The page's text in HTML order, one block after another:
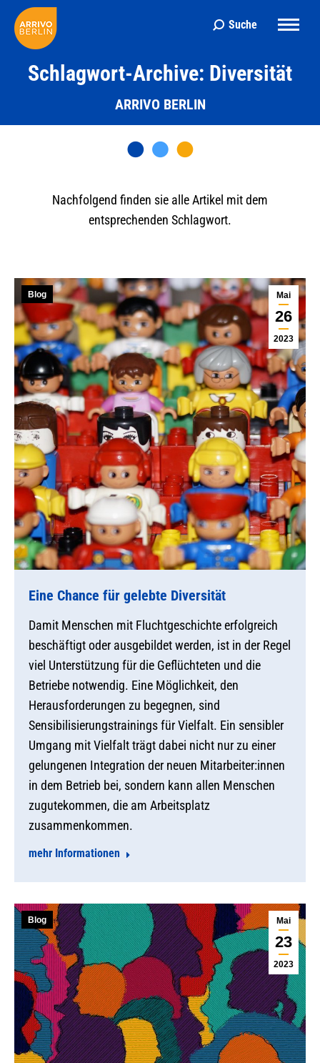
Search:
Suche
Schlagwort-Archive: Diversität
ARRIVO BERLIN
Nachfolgend finden sie alle Artikel mit dem
entsprechenden Schlagwort.
Mai
26
2023
Blog
Eine Chance für gelebte Diversität
Damit Menschen mit Fluchtgeschichte erfolgreich
beschäftigt oder ausgebildet werden, ist in der Regel
viel Unterstützung für die Geflüchteten und die
Betriebe notwendig. Eine Möglichkeit, den
Herausforderungen zu begegnen, sind
Sensibilisierungstrainings für Vielfalt. Ein sensibler
Umgang mit Vielfalt trägt dabei nicht nur zu einer
gelungenen Integration der neuen Mitarbeiter:innen
in dem Betrieb bei, sondern kann allen Menschen
zugutekommen, die am Arbeitsplatz
zusammenkommen.
mehr Informationen
Mai
23
2023
Blog